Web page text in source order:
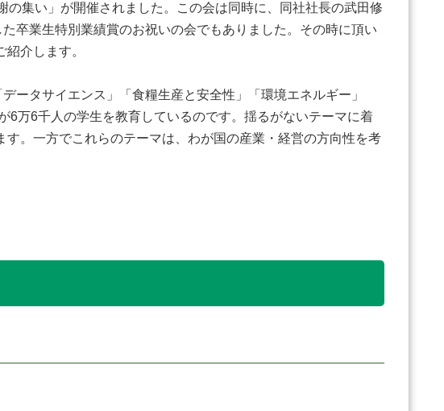
集い」が開催されました。この会は同時に、同社社長の武田修
卒業生特別業績賞のお祝いの会でもありました。その時に頂い
介します。
タサイエンス」「食糧生産と安全性」「環境エネルギー」
6万6千人の学生を教育しているのです。揺るがないテーマに着
。一方でこれらのテーマは、わが国の産業・経営の方向性を考